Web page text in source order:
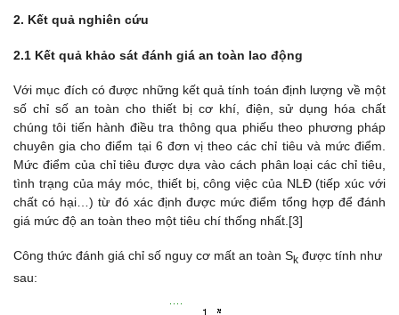
2. Kết quả nghiên cứu
2.1 Kết quả khảo sát đánh giá an toàn lao động
Với mục đích có được những kết quả tính toán định lượng về một
số chỉ số an toàn cho thiết bị cơ khí, điện, sử dụng hóa chất
chúng tôi tiến hành điều tra thông qua phiếu theo phương pháp
chuyên gia cho điểm tại 6 đơn vị theo các chỉ tiêu và mức điểm.
Mức điểm của chỉ tiêu được dựa vào cách phân loại các chỉ tiêu,
tình trạng của máy móc, thiết bị, công việc của NLĐ (tiếp xúc với
chất có hại…) từ đó xác định được mức điểm tổng hợp để đánh
giá mức độ an toàn theo một tiêu chí thống nhất.[3]
Công thức đánh giá chỉ số nguy cơ mất an toàn Sk được tính như
sau: